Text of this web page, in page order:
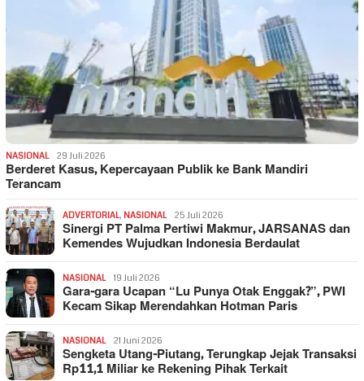
NASIONAL 29 Juli 2026
Berderet Kasus, Kepercayaan Publik ke Bank Mandiri
Terancam
ADVERTORIAL, NASIONAL 25 Juli 2026
Sinergi PT Palma Pertiwi Makmur, JARSANAS dan
Kemendes Wujudkan Indonesia Berdaulat
NASIONAL 19 Juli 2026
Gara-gara Ucapan “Lu Punya Otak Enggak?”, PWI
Kecam Sikap Merendahkan Hotman Paris
NASIONAL 21 Juni 2026
Sengketa Utang-Piutang, Terungkap Jejak Transaksi
Rp11,1 Miliar ke Rekening Pihak Terkait